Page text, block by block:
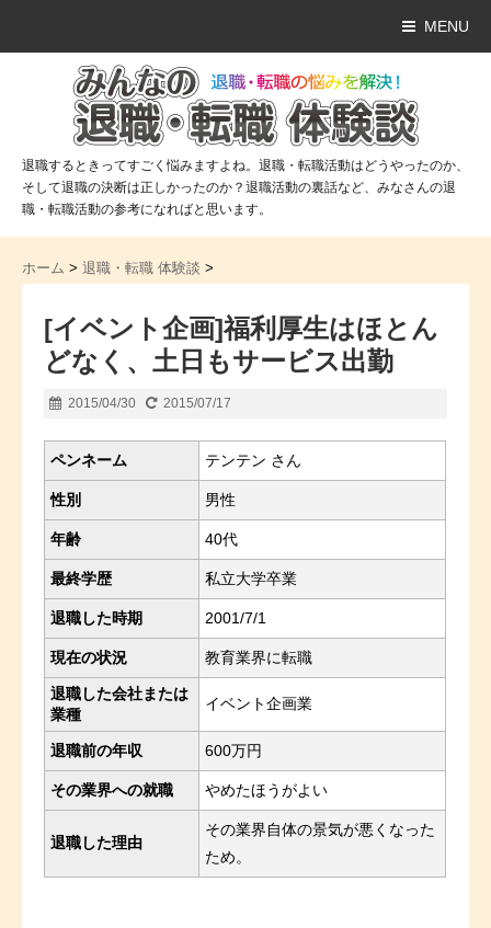
MENU
退職するときってすごく悩みますよね。退職・転職活動はどうやったのか、
そして退職の決断は正しかったのか？退職活動の裏話など、みなさんの退
職・転職活動の参考になればと思います。
ホーム > 退職・転職 体験談 >
[イベント企画]福利厚生はほとん
どなく、土日もサービス出勤
2015/04/30 2015/07/17
ペンネーム テンテン さん
性別 男性
年齢 40代
最終学歴 私立大学卒業
退職した時期 2001/7/1
現在の状況 教育業界に転職
退職した会社または
業種
イベント企画業
退職前の年収 600万円
その業界への就職 やめたほうがよい
退職した理由
その業界自体の景気が悪くなった
ため。